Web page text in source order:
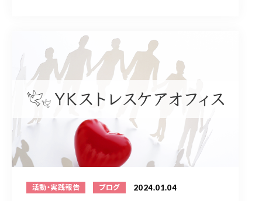
活動・実践報告 ブログ 2024.01.04